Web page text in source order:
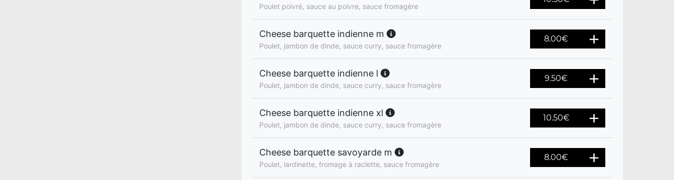
Poulet poivré, sauce au poivre, sauce fromagère
Cheese barquette indienne m
Poulet, jambon de dinde, sauce curry, sauce fromagère
8.00€
Cheese barquette indienne l
Poulet, jambon de dinde, sauce curry, sauce fromagère
9.50€
Cheese barquette indienne xl
Poulet, jambon de dinde, sauce curry, sauce fromagère
10.50€
Cheese barquette savoyarde m
Poulet, lardinette, fromage à raclette, sauce fromagère
8.00€